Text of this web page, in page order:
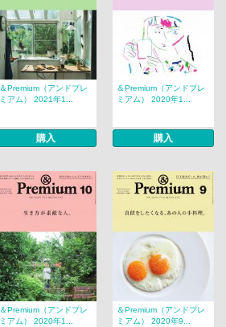
＆Premium（アンドプレ
ミアム） 2021年1...
購入
＆Premium（アンドプレ
ミアム） 2020年1...
購入
＆Premium（アンドプレ
ミアム） 2020年1...
＆Premium（アンドプレ
ミアム） 2020年9...